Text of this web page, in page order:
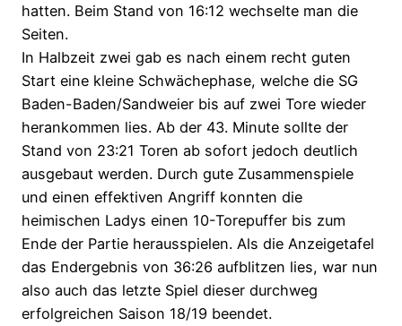
hatten. Beim Stand von 16:12 wechselte man die
Seiten.
In Halbzeit zwei gab es nach einem recht guten
Start eine kleine Schwächephase, welche die SG
Baden-Baden/Sandweier bis auf zwei Tore wieder
herankommen lies. Ab der 43. Minute sollte der
Stand von 23:21 Toren ab sofort jedoch deutlich
ausgebaut werden. Durch gute Zusammenspiele
und einen effektiven Angriff konnten die
heimischen Ladys einen 10-Torepuffer bis zum
Ende der Partie herausspielen. Als die Anzeigetafel
das Endergebnis von 36:26 aufblitzen lies, war nun
also auch das letzte Spiel dieser durchweg
erfolgreichen Saison 18/19 beendet.